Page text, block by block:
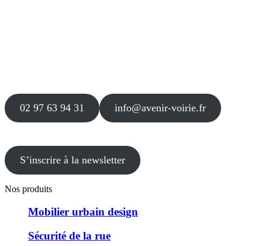
02 97 63 94 31 info@avenir-voirie.fr
S’inscrire à la newsletter
Nos produits
Mobilier urbain design
Sécurité de la rue